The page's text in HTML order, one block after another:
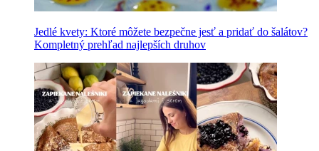
Jedlé kvety: Ktoré môžete bezpečne jesť a pridať do šalátov?
Kompletný prehľad najlepších druhov